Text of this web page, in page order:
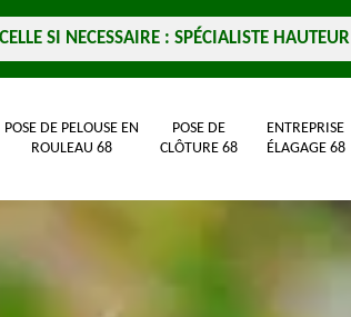
SI NECESSAIRE : SPÉCIALISTE HAUTEUR
POSE DE PELOUSE EN
ROULEAU 68
POSE DE
CLÔTURE 68
ENTREPRISE
ÉLAGAGE 68